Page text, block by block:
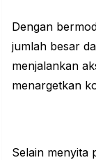
Dengan
jumlah besar
menjalankan
menargetkan
Selain menyita